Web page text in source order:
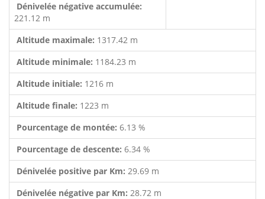
Dénivelée négative accumulée:
221.12 m
Altitude maximale: 1317.42 m
Altitude minimale: 1184.23 m
Altitude initiale: 1216 m
Altitude finale: 1223 m
Pourcentage de montée: 6.13 %
Pourcentage de descente: 6.34 %
Dénivelée positive par Km: 29.69 m
Dénivelée négative par Km: 28.72 m